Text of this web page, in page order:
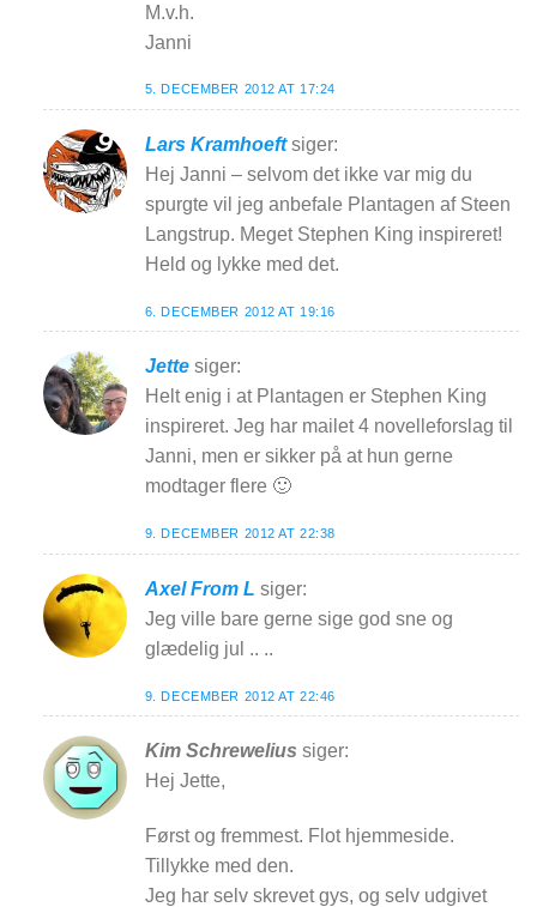
M.v.h.
Janni
5. DECEMBER 2012 AT 17:24
Lars Kramhoeft siger:
Hej Janni – selvom det ikke var mig du
spurgte vil jeg anbefale Plantagen af Steen
Langstrup. Meget Stephen King inspireret!
Held og lykke med det.
6. DECEMBER 2012 AT 19:16
Jette siger:
Helt enig i at Plantagen er Stephen King
inspireret. Jeg har mailet 4 novelleforslag til
Janni, men er sikker på at hun gerne
modtager flere 🙂
9. DECEMBER 2012 AT 22:38
Axel From L siger:
Jeg ville bare gerne sige god sne og
glædelig jul .. ..
9. DECEMBER 2012 AT 22:46
Kim Schrewelius siger:
Hej Jette,
Først og fremmest. Flot hjemmeside.
Tillykke med den.
Jeg har selv skrevet gys, og selv udgivet